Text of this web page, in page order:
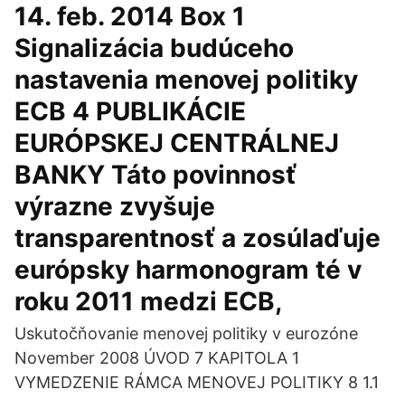
14. feb. 2014 Box 1
Signalizácia budúceho
nastavenia menovej politiky
ECB 4 PUBLIKÁCIE
EURÓPSKEJ CENTRÁLNEJ
BANKY Táto povinnosť
výrazne zvyšuje
transparentnosť a zosúlaďuje
európsky harmonogram té v
roku 2011 medzi ECB,
Uskutočňovanie menovej politiky v eurozóne
November 2008 ÚVOD 7 KAPITOLA 1
VYMEDZENIE RÁMCA MENOVEJ POLITIKY 8 1.1